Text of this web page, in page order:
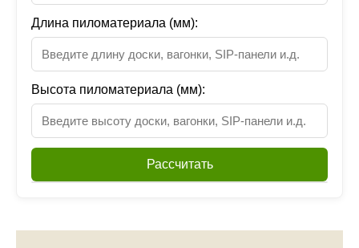
Длина пиломатериала (мм):
Высота пиломатериала (мм):
Рассчитать